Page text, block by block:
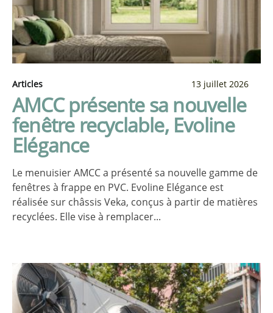
Articles 13 juillet 2026
AMCC présente sa nouvelle
fenêtre recyclable, Evoline
Elégance
Le menuisier AMCC a présenté sa nouvelle gamme de
fenêtres à frappe en PVC. Evoline Elégance est
réalisée sur châssis Veka, conçus à partir de matières
recyclées. Elle vise à remplacer...